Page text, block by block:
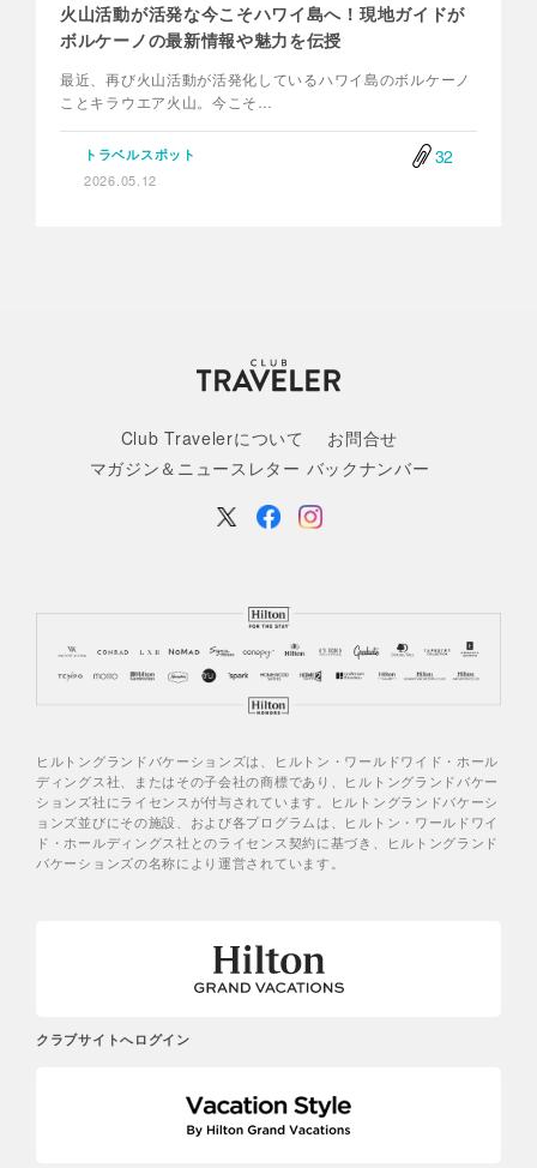
火山活動が活発な今こそハワイ島へ！現地ガイドが
ボルケーノの最新情報や魅力を伝授
最近、再び火山活動が活発化しているハワイ島のボルケーノ
ことキラウエア火山。今こそ…
トラベルスポット
2026.05.12
32
Club Travelerについて
お問合せ
マガジン＆ニュースレター バックナンバー
ヒルトングランドバケーションズは、ヒルトン・ワールドワイド・ホール
ディングス社、またはその子会社の商標であり、ヒルトングランドバケー
ションズ社にライセンスが付与されています。ヒルトングランドバケーシ
ョンズ並びにその施設、および各プログラムは、ヒルトン・ワールドワイ
ド・ホールディングス社とのライセンス契約に基づき、ヒルトングランド
バケーションズの名称により運営されています。
クラブサイトへログイン